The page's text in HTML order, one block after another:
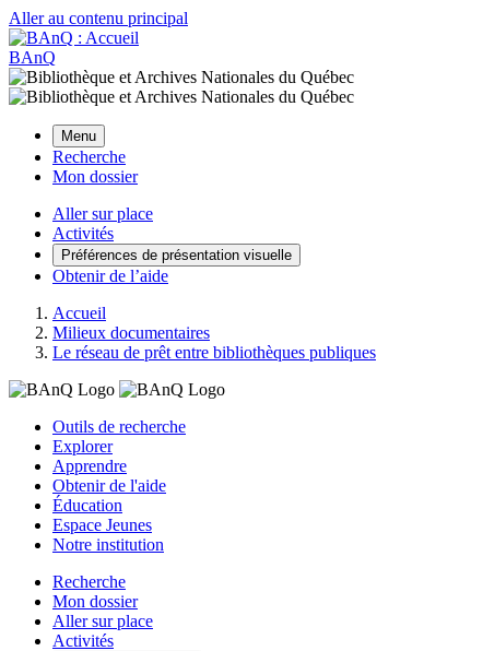
Aller au contenu principal
BAnQ
Menu
Recherche
Mon dossier
Aller sur place
Activités
Préférences de présentation visuelle
Obtenir de l’aide
Accueil
Milieux documentaires
Le réseau de prêt entre bibliothèques publiques
Outils de recherche
Explorer
Apprendre
Obtenir de l'aide
Éducation
Espace Jeunes
Notre institution
Recherche
Mon dossier
Aller sur place
Activités